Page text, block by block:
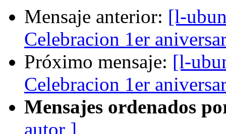
Mensaje anterior: [l-
Celebracion 1er
Próximo mensaje: [l-
Celebracion 1er
Mensajes ordenados
autor ]